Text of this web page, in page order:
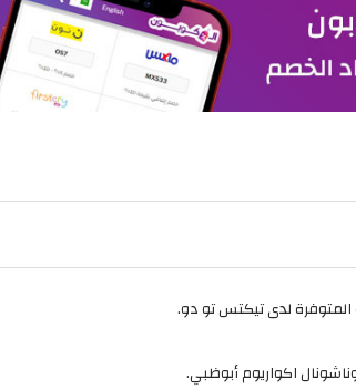
اكواريوم أبوظبي.